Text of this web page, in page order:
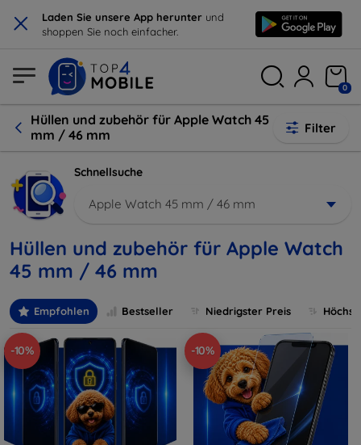
× Laden Sie unsere App herunter und
shoppen Sie noch einfacher.
0
Hüllen und zubehör für Apple Watch 45
mm / 46 mm
Filter
Schnellsuche
Apple Watch 45 mm / 46 mm
Hüllen und zubehör für Apple Watch
45 mm / 46 mm
Empfohlen Bestseller Niedrigster Preis
-10% -10%